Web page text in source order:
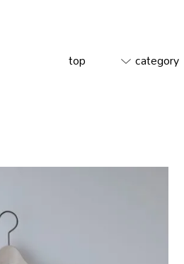
top category